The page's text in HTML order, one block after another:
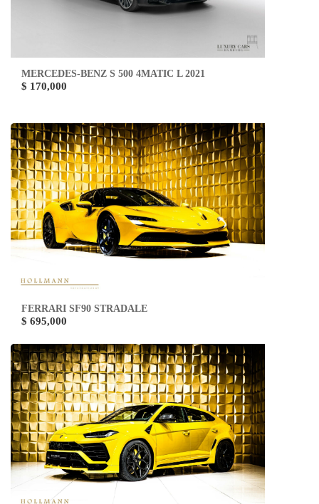
MERCEDES-BENZ S 500 4MATIC L 2021
$ 170,000
FERRARI SF90 STRADALE
$ 695,000